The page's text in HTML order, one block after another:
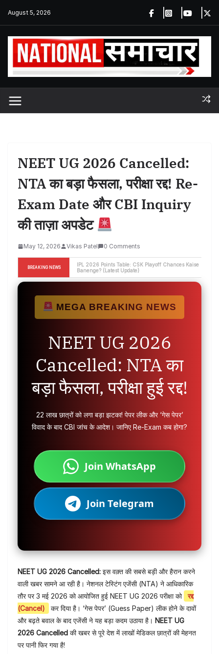
August 5, 2026
NEET UG 2026 Cancelled:
NTA का बड़ा फैसला, परीक्षा रद्द! Re-
Exam Date और CBI Inquiry
की ताज़ा अपडेट
May 12, 2026 Vikas Patel 0 Comments
BREAKING NEWS
CSK vs MI Match Highlights 2026: चेन्नई की ऐतिहासिक
जीत, हार्दिक की पलटन पस्त! यहाँ देखें पूरी मैच रिपोर्ट
MEGA BREAKING NEWS
NEET UG 2026
Cancelled: NTA का
बड़ा फैसला, परीक्षा हुई रद्द!
22 लाख छात्रों को लगा बड़ा झटका! पेपर लीक और ‘गेस पेपर’
विवाद के बाद CBI जांच के आदेश। जानिए Re-Exam कब होगा?
Join WhatsApp
Join Telegram
NEET UG 2026 Cancelled: इस वक़्त की सबसे बड़ी और हैरान करने
वाली खबर सामने आ रही है। नेशनल टेस्टिंग एजेंसी (NTA) ने आधिकारिक
तौर पर 3 मई 2026 को आयोजित हुई NEET UG 2026 परीक्षा को
रद्द
(Cancel)
कर दिया है। ‘गेस पेपर’ (Guess Paper) लीक होने के दावों
और बढ़ते बवाल के बाद एजेंसी ने यह बड़ा कदम उठाया है। NEET UG
2026 Cancelled की खबर से पूरे देश में लाखों मेडिकल छात्रों की मेहनत
पर पानी फिर गया है!